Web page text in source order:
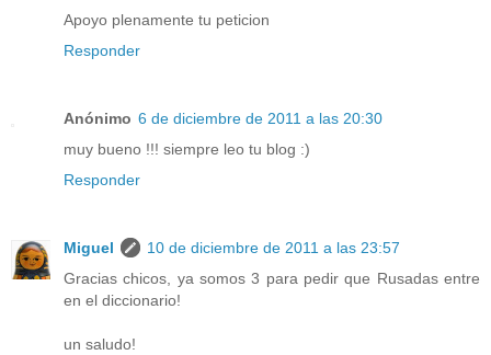
Apoyo plenamente tu peticion
Responder
Anónimo 6 de diciembre de 2011 a las 20:30
muy bueno !!! siempre leo tu blog :)
Responder
Miguel
10 de diciembre de 2011 a las 23:57
Gracias chicos, ya somos 3 para pedir que Rusadas entre
en el diccionario!
un saludo!